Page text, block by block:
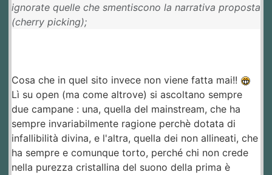
ignorate quelle che smentiscono la narrativa proposta
(cherry picking);
Cosa che in quel sito invece non viene fatta mai!!
Lì su open (ma come altrove) si ascoltano sempre
due campane : una, quella del mainstream, che ha
sempre invariabilmente ragione perchè dotata di
infallibilità divina, e l'altra, quella dei non allineati, che
ha sempre e comunque torto, perché chi non crede
nella purezza cristallina del suono della prima è